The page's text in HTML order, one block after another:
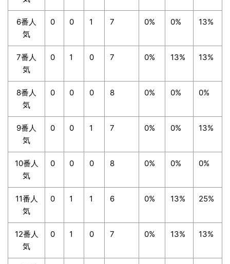
6番人
気
0 0 1 7 0% 0% 13%
7番人
気
0 1 0 7 0% 13% 13%
8番人
気
0 0 0 8 0% 0% 0%
9番人
気
0 0 1 7 0% 0% 13%
10番人
気
0 0 0 8 0% 0% 0%
11番人
気
0 1 1 6 0% 13% 25%
12番人
気
0 1 0 7 0% 13% 13%